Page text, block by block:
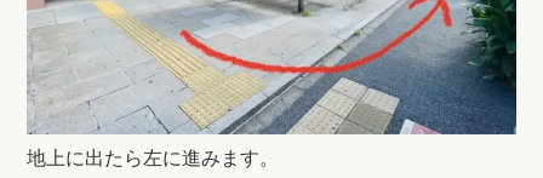
地上に出たら左に進みます。